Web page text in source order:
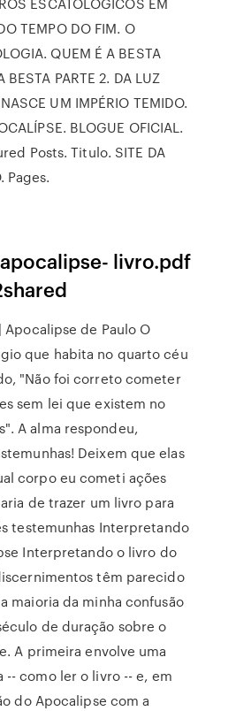
TEMPO DO FIM. O
QUEM É A BESTA
BESTA PARTE 2. DA LUZ
UM IMPÉRIO TEMIDO.
BLOGUE OFICIAL.
Posts. Titulo. SITE DA
Pages.
livro.pdf
de Paulo O
que habita no quarto céu
"Não foi correto cometer
sem lei que existem no
A alma respondeu,
Deixem que elas
corpo eu cometi ações
de trazer um livro para
testemunhas Interpretando
Interpretando o livro do
têm parecido
maioria da minha confusão
de duração sobre o
A primeira envolve uma
-- como ler o livro -- e, em
do Apocalipse com a